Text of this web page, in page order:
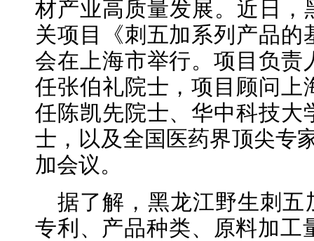
材产业高质量发展。近日，
关项目《刺五加系列产品
会在上海市举行。项目负
任张伯礼院士，项目顾问上
任陈凯先院士、华中科技大
士，以及全国医药界顶尖专
加会议。
据了解，黑龙江野生刺五
专利、产品种类、原料加工